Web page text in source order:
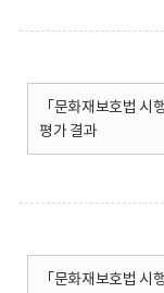
「문화재보호법
평가 결과
「문화재보호법